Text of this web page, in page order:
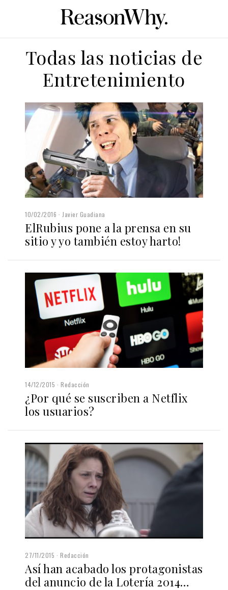
Todas las noticias de
Entretenimiento
10/02/2016 Javier Guadiana
ElRubius pone a la prensa en su
sitio y yo también estoy harto!
14/12/2015 Redacción
¿Por qué se suscriben a Netflix
los usuarios?
27/11/2015 Redacción
Así han acabado los protagonistas
del anuncio de la Lotería 2014…